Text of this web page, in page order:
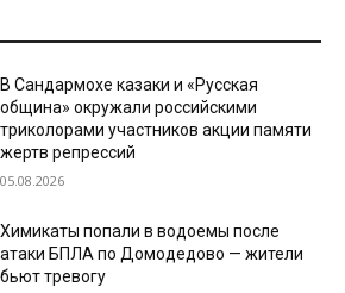
В Сандармохе казаки и «Русская
община» окружали российскими
триколорами участников акции памяти
жертв репрессий
05.08.2026
Химикаты попали в водоемы после
атаки БПЛА по Домодедово — жители
бьют тревогу